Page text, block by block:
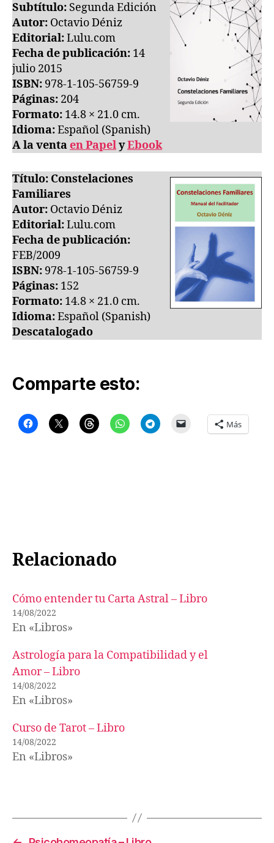
Subtítulo: Segunda Edición
Autor: Octavio Déniz
Editorial:Lulu.com
Fecha de publicación: 14
julio 2015
ISBN: 978-1-105-56759-9
Páginas: 204
Formato: 14.8 × 21.0 cm.
Idioma:Español (Spanish)
A la ventaen PapelyEbook
Título: Constelaciones
Familiares
Autor: Octavio Déniz
Editorial:Lulu.com
Fecha de publicación:
FEB/2009
ISBN: 978-1-105-56759-9
Páginas: 152
Formato: 14.8 × 21.0 cm.
Idioma:Español (Spanish)
Descatalogado
Comparte esto:
Más
Relacionado
Cómo entender tu Carta Astral – Libro
14/08/2022
En «Libros»
Astrología para la Compatibilidad y el
Amor – Libro
14/08/2022
En «Libros»
Curso de Tarot – Libro
14/08/2022
En «Libros»